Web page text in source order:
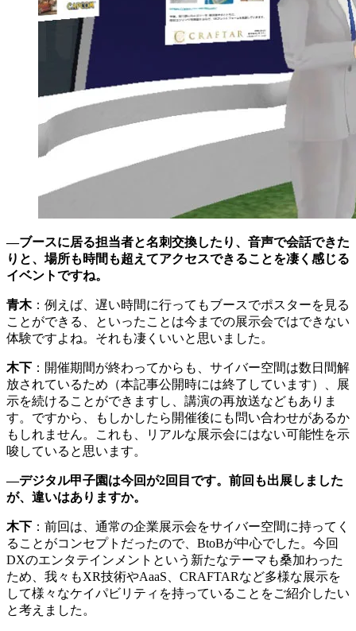
—ブースに居る担当者と名刺交換したり、音声で会話できた
りと、場所も時間も超えてアクセスできることを凄く感じる
イベントですね。
青木：例えば、遅い時間に行ってもブースでポスターを見る
ことができる、といったことは今までの展示会ではできない
体験ですよね。それも凄くいいと思いました。
木下 ：開催期間が終わってからも、サイバー空間は数日間解
放されているため（本記事公開時には終了しています）、展
示を続けることができますし、講演の再放送などもありま
す。ですから、もしかしたら開催後にも問い合わせがあるか
もしれません。これも、リアルな展示会にはない可能性を示
唆していると思います。
—デジタル甲子園は今回が2回目です。前回も出展しました
が、違いはありますか。
木下 ：前回は、通常の企業展示会をサイバー空間に持ってく
ることがコンセプトだったので、BtoBが中心でした。今回
DXのエンタテインメントという新たなテーマも桑加わった
ため、我々もXR技術やAaaS、CRAFTARなど多様な展示を
して様々なケイパビリティを持っていることをご紹介したい
と考えました。